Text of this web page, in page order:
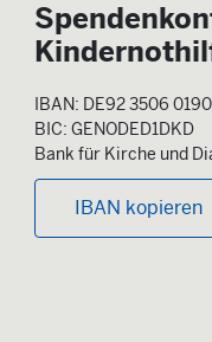
IBAN: DE92 3506
BIC: GENODED1DKD
Bank für Kirche und
IBAN kopieren